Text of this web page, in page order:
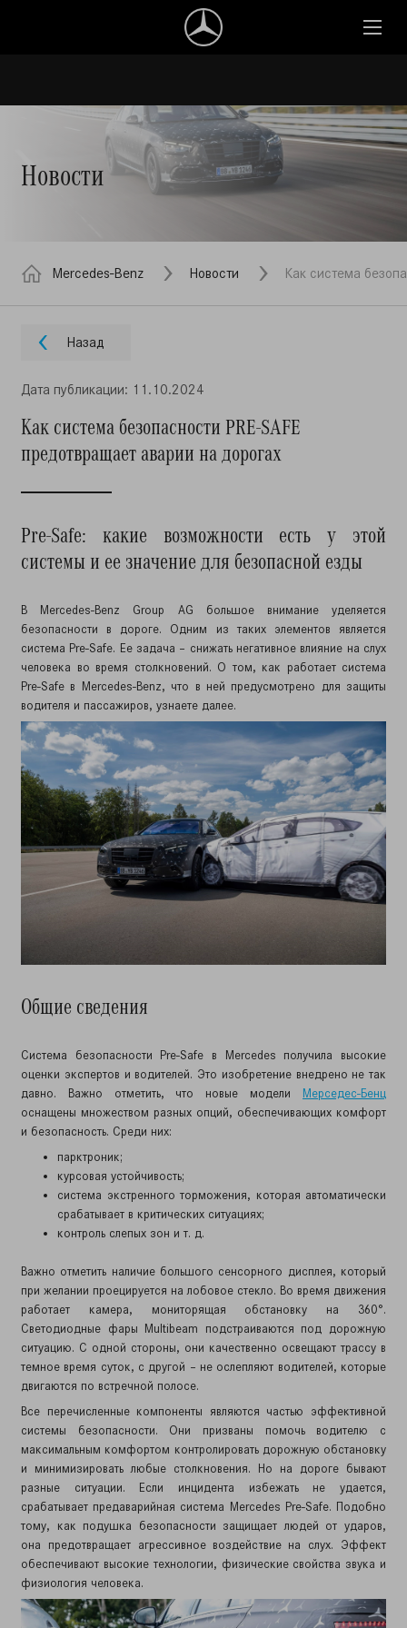
Новости
Mercedes-Benz Новости Как система
Назад
Дата публикации: 11.10.2024
Как система безопасности PRE-SAFE
предотвращает аварии на дорогах
Pre-Safe: какие возможности есть у этой
системы и ее значение для безопасной езды
В Mercedes-Benz Group AG большое внимание уделяется
безопасности в дороге. Одним из таких элементов является
система Pre-Safe. Ее задача – снижать негативное влияние на слух
человека во время столкновений. О том, как работает система
Pre-Safe в Mercedes-Benz, что в ней предусмотрено для защиты
водителя и пассажиров, узнаете далее.
Общие сведения
Система безопасности Pre-Safe в Mercedes получила высокие
оценки экспертов и водителей. Это изобретение внедрено не так
давно. Важно отметить, что новые модели Мерседес-Бенц
оснащены множеством разных опций, обеспечивающих комфорт
и безопасность. Среди них:
парктроник;
курсовая устойчивость;
система экстренного торможения, которая автоматически
срабатывает в критических ситуациях;
контроль слепых зон и т. д.
Важно отметить наличие большого сенсорного дисплея, который
при желании проецируется на лобовое стекло. Во время движения
работает камера, мониторящая обстановку на 360°.
Светодиодные фары Multibeam подстраиваются под дорожную
ситуацию. С одной стороны, они качественно освещают трассу в
темное время суток, с другой – не ослепляют водителей, которые
двигаются по встречной полосе.
Все перечисленные компоненты являются частью эффективной
системы безопасности. Они призваны помочь водителю с
максимальным комфортом контролировать дорожную обстановку
и минимизировать любые столкновения. Но на дороге бывают
разные ситуации. Если инцидента избежать не удается,
срабатывает предаварийная система Mercedes Pre-Safe. Подобно
тому, как подушка безопасности защищает людей от ударов,
она предотвращает агрессивное воздействие на слух. Эффект
обеспечивают высокие технологии, физические свойства звука и
физиология человека.